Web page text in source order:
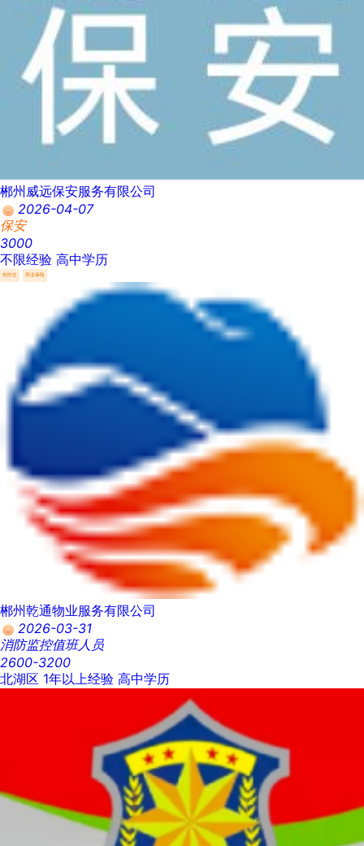
郴州威远保安服务有限公司
2026-04-07
保安
3000
不限经验 高中学历
包吃住 商业保险
郴州乾通物业服务有限公司
2026-03-31
消防监控值班人员
2600-3200
北湖区 1年以上经验 高中学历